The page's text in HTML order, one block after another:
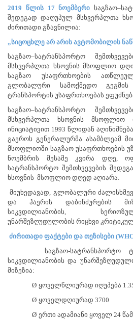
2019 წლის17ნოემბერი საგზაო–
შედეგად დაღუპულ მსხვერპლთა
ძირითადი გზავნილია:
„სიცოცხლე არ არის ავტომობილის
საგზაო–სატრანსპორტო
მსხვერპლთა ხსოვნის მსოფლიო
საგზაო უსაფრთხოების
გლობალური სამოქმედო
ტრანსპორტის უსაფრთხოებას
საგზაო–სატრანსპორტო
მსხვერპლთა ხსოვნის მსოფლიო
ინიციატივით 1993 წლიდან
გაეროს გენერალურმა ასამბლეამ
მსოფლიოში საგზაო უსაფრთხოების
ნოემბრის მესამე კვირა დღე,
სატრანსპორტო შემთხვევების
ხსოვნის მსოფლიო დღედ აღიარა.
მიუხედავად, გლობალური
და ჰაერის დაბინძურების
სიკვდილიანობის,
უნარშეზღუდულობის რიცხვი
ძირითადი ფაქტები და თეზისები
საგზაო-სატრანსპორტო
სიკვდილიანობის და
მიზეზია:
Ø ყოველწლიურად იღუპება
Ø ყოველდღიურად 3700
Ø ერთი ადამიანი ყოველ 24